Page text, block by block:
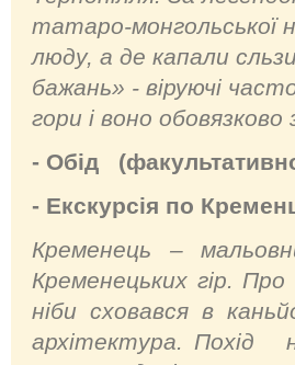
татаро-монгольської
люду, а де капали
бажань» - віруючі
гори і воно обовязково
- Обід
- Екскурсія по
Кременець –
Кременецьких гір.
ніби сховався в
архітектура. Похід